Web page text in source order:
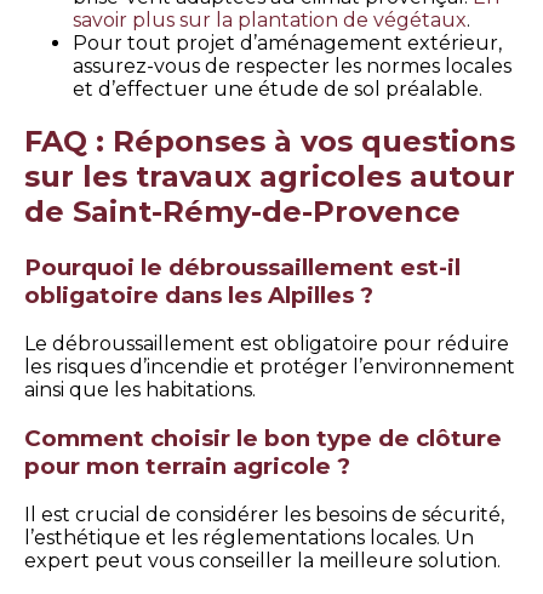
savoir plus sur la plantation de végétaux.
Pour tout projet d’aménagement extérieur,
assurez-vous de respecter les normes locales
et d’effectuer une étude de sol préalable.
FAQ : Réponses à vos questions
sur les travaux agricoles autour
de Saint-Rémy-de-Provence
Pourquoi le débroussaillement est-il
obligatoire dans les Alpilles ?
Le débroussaillement est obligatoire pour réduire
les risques d’incendie et protéger l’environnement
ainsi que les habitations.
Comment choisir le bon type de clôture
pour mon terrain agricole ?
Il est crucial de considérer les besoins de sécurité,
l’esthétique et les réglementations locales. Un
expert peut vous conseiller la meilleure solution.